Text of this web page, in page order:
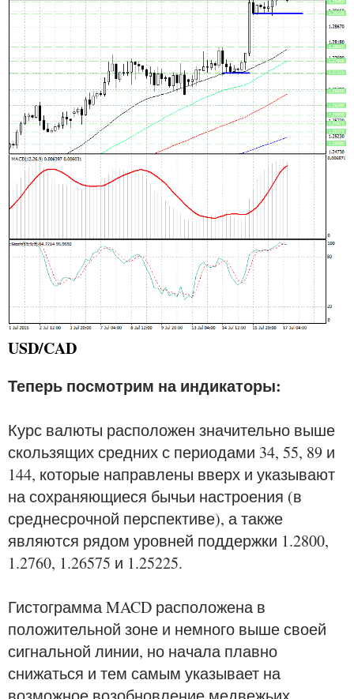
USD/CAD
Теперь посмотрим на индикаторы:
Курс валюты расположен значительно выше
скользящих средних с периодами 34, 55, 89 и
144, которые направлены вверх и указывают
на сохраняющиеся бычьи настроения (в
среднесрочной перспективе), а также
являются рядом уровней поддержки 1.2800,
1.2760, 1.26575 и 1.25225.
Гистограмма MACD расположена в
положительной зоне и немного выше своей
сигнальной линии, но начала плавно
снижаться и тем самым указывает на